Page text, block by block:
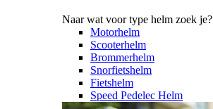
Naar wat voor type helm zoek je?
Motorhelm
Scooterhelm
Brommerhelm
Snorfietshelm
Fietshelm
Speed Pedelec Helm